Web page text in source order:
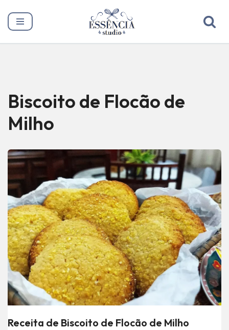
Pular
Biscoito de Flocão de
Milho
Receita de Biscoito de Flocão de Milho